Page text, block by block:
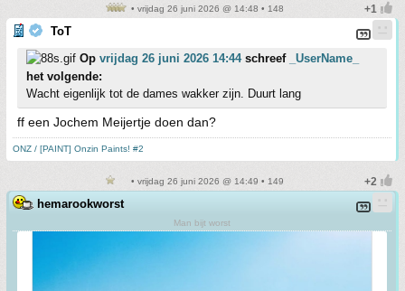
• vrijdag 26 juni 2026 @ 14:48 • 148
ToT
Op vrijdag 26 juni 2026 14:44schreef
_UserName_
het volgende:
Wacht eigenlijk tot de dames wakker zijn. Duurt lang
ff een Jochem Meijertje doen dan?
ONZ / [PAINT] Onzin Paints! #2
• vrijdag 26 juni 2026 @ 14:49 • 149
hemarookworst
Man bijt worst